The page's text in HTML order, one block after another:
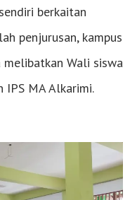
berkaitan
penjurusan, kampus
Wali siswa
IPS MA Alkarimi.